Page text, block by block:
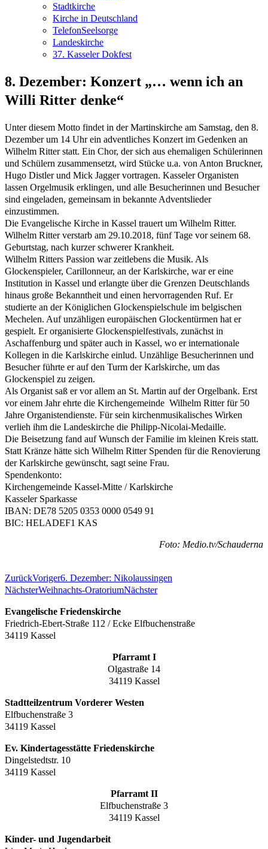
Stadtkirche
Kirche in Deutschland
TelefonSeelsorge
Landeskirche
37. Kasseler Dokfest
8. Dezember: Konzert „… wenn ich an
Willi Ritter denke“
Unter diesem Motto findet in der Martinskirche am Samstag, den 8.
Dezember um 14 Uhr ein adventliches Konzert im Gedenken an
Wilhelm Ritter statt. Ein Chor, der sich aus ehemaligen Schülerinnen
und Schülern zusammensetzt, wird Stücke u.a. von Anton Bruckner,
Hugo Distler und Mick Jagger vortragen. Kasseler Organisten
lassen Orgelmusik erklingen, und alle Besucherinnen und Besucher
sind eingeladen, gemeinsam in bekannte Adventslieder
einzustimmen.
Die Evangelische Kirche in Kassel trauert um Wilhelm Ritter.
Wilhelm Ritter verstarb am 29.10.2018, fünf Tage vor seinem 68.
Geburtstag, nach kurzer schwerer Krankheit.
Wilhelm Ritters Passion war zeitlebens die Musik. Als
Glockenspieler, Carillonneur, an der Karlskirche, war er eine
Institution in Kassel und erlangte über die Grenzen Deutschlands
hinaus große Bekanntheit und einen hervorragenden Ruf. Er
studierte an der Königlichen Glockenspielschule im belgischen
Mechelen. Auf unzähligen europäischen Glockentürmen hat er
gespielt. Er organisierte Glockenspielfestivals, zunächst in
Aschaffenburg und später auch in Kassel, wo er internationale
Kollegen in die Karlskirche einlud. Unzählige Besucherinnen und
Besucher führte er auf den Turm der Karlskirche, um das
Glockenspiel zu zeigen.
Als Organist saß er vor allem an St. Martin auf der Orgelbank. Erst
vor einem Jahr ehrte die Kirchengemeinde Wilhelm Ritter für 50
Jahre Organistendienste. Für sein kirchenmusikalisches Wirken
verlieh ihm die Landeskirche die Philipp-Nicolai-Medaille.
Die Beisetzung fand auf Wunsch der Familie im kleinen Kreis statt.
Statt Kränze hätte sich Wilhelm Ritter Spenden für die Renovierung
der Karlskirche gewünscht, sagt seine Frau.
Spendenkonto:
Kirchengemeinde Kassel-Mitte / Karlskirche
Kasseler Sparkasse
IBAN: DE78 5205 0353 0000 0549 91
BIC: HELADEF1 KAS
Foto: Medio.tv/Schauderna
ZurückVoriger6. Dezember: Nikolaussingen
NächsterWeihnachts-OratoriumNächster
Evangelische Friedenskirche
Friedrich-Ebert-Straße 112 / Ecke Elfbuchenstraße
34119 Kassel
Pfarramt I
Olgastraße 14
34119 Kassel
Stadtteilzentrum Vorderer Westen
Elfbuchenstraße 3
34119 Kassel
Ev. Kindertagesstätte Friedenskirche
Dingelstedtstr. 10
34119 Kassel
Pfarramt II
Elfbuchenstraße 3
34119 Kassel
Kinder- und Jugendarbeit